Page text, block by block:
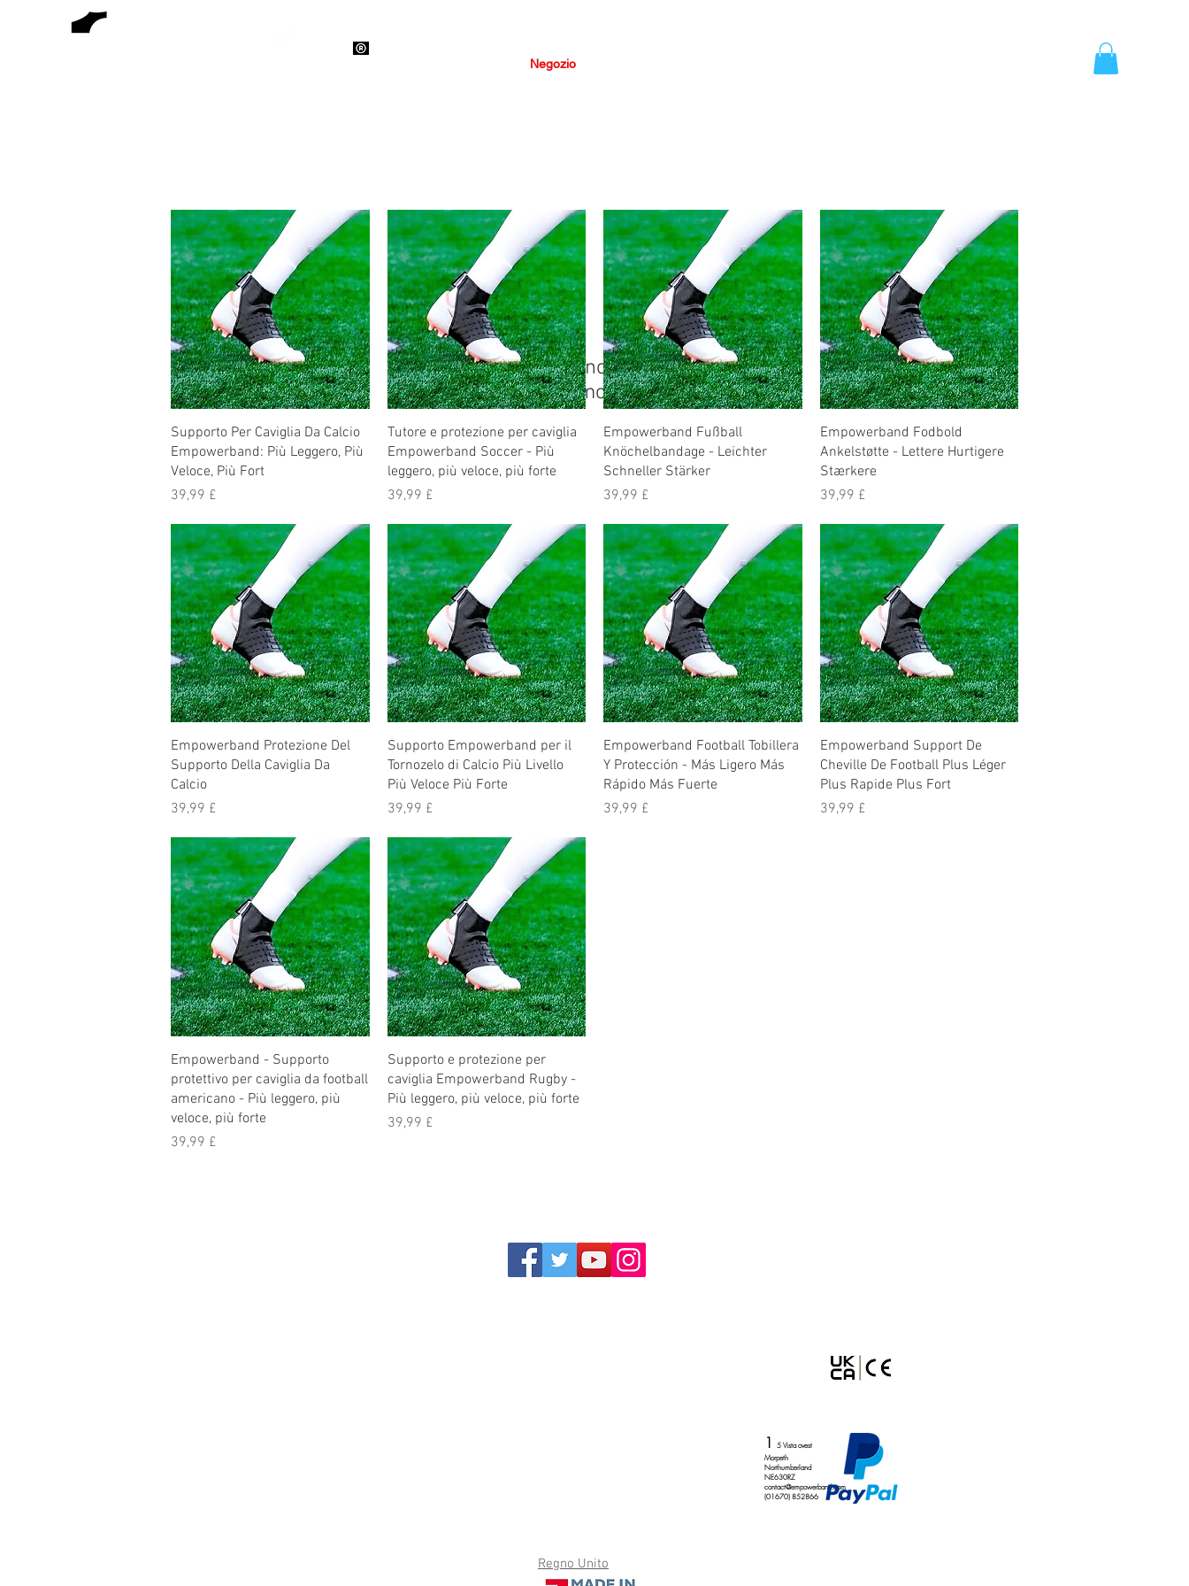
Negozio
Al momento non abbiamo
prodotti da mostrare qui.
Supporto Per Caviglia Da Calcio
Empowerband: Più Leggero, Più
Veloce, Più Fort
Prezzo
39,99 £
Tutore e protezione per caviglia
Empowerband Soccer - Più
leggero, più veloce, più forte
Prezzo
39,99 £
Empowerband Fußball
Knöchelbandage - Leichter
Schneller Stärker
Prezzo
39,99 £
Empowerband Fodbold
Ankelstøtte - Lettere Hurtigere
Stærkere
Prezzo
39,99 £
Empowerband Protezione Del
Supporto Della Caviglia Da
Calcio
Prezzo
39,99 £
Supporto Empowerband per il
Tornozelo di Calcio Più Livello
Più Veloce Più Forte
Prezzo
39,99 £
Empowerband Football Tobillera
Y Protección - Más Ligero Más
Rápido Más Fuerte
Prezzo
39,99 £
Empowerband Support De
Cheville De Football Plus Léger
Plus Rapide Plus Fort
Prezzo
39,99 £
Empowerband - Supporto
protettivo per caviglia da football
americano - Più leggero, più
veloce, più forte
Prezzo
39,99 £
Supporto e protezione per
caviglia Empowerband Rugby -
Più leggero, più veloce, più forte
Prezzo
39,99 £
1
5 Vista ovest
Morpeth
Northumberland
NE630RZ
contact@empowerband.com
(01670) 852866
Regno Unito